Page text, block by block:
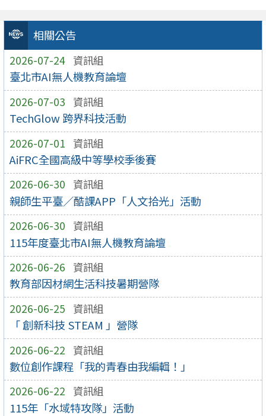
相關公告
2026-07-24 資訊組
臺北市AI無人機教育論壇
2026-07-03 資訊組
TechGlow 跨界科技活動
2026-07-01 資訊組
AiFRC全國高級中等學校季後賽
2026-06-30 資訊組
親師生平臺／酷課APP「人文拾光」活動
2026-06-30 資訊組
115年度臺北市AI無人機教育論壇
2026-06-26 資訊組
教育部因材網生活科技暑期營隊
2026-06-25 資訊組
「 創新科技 STEAM 」營隊
2026-06-22 資訊組
數位創作課程「我的青春由我編輯！」
2026-06-22 資訊組
115年「水域特攻隊」活動